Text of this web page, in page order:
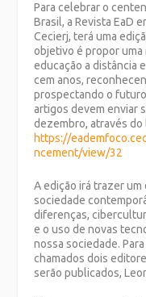
Para celebrar o
Brasil, aRevista EaD
Cecierj, terá uma
objetivo é propor
educação a distância
cem anos,
prospectando o
artigos devem enviar
dezembro, através do
https://
ncement/view/32
A edição irá trazer
sociedade
diferenças,
e o uso de novas
nossa sociedade.
chamados dois
serão publicados,